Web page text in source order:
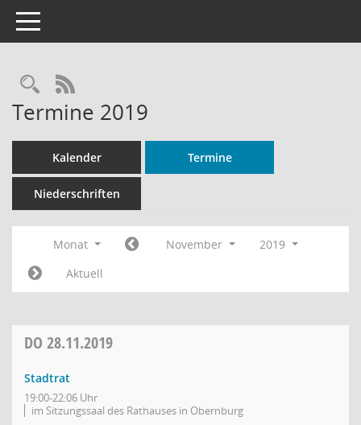
Toggle navigation
Rechercheauswahl
RSS-Feed
Termine 2019
Kalender Termine
Niederschriften
Monat November
2019
Aktuell
DO 28.11.2019
Stadtrat
19:00-22:06 Uhr
im Sitzungssaal des Rathauses in Obernburg